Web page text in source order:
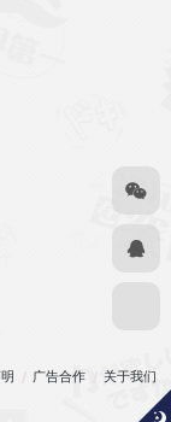
广告合作 关于我们